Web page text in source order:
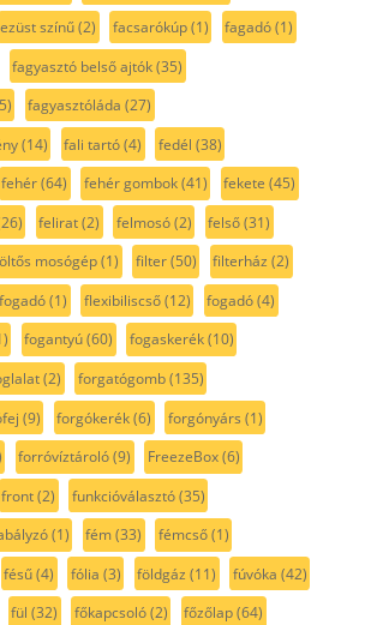
ezüst színű(2) facsarókúp(1) fagadó(1)
fagyasztó belső ajtók(35)
fagyasztóláda (27)
(14) fali tartó(4) fedél (38)
fehér(64) fehér gombok(41) fekete (45)
felirat(2) felmosó(2) felső(31)
mosógép(1) filter(50) filterház (2)
(1) flexibiliscső(12) fogadó(4)
fogantyú(60) fogaskerék(10)
(2) forgatógomb(135)
(9) forgókerék(6) forgónyárs (1)
forróvíztároló(9) FreezeBox(6)
front(2) funkcióválasztó(35)
(1) fém(33) fémcső(1)
fésű(4) fólia (3) földgáz (11) fúvóka (42)
fül (32) főkapcsoló(2) főzőlap(64)